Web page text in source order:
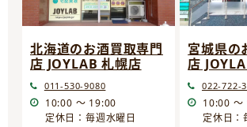
北海道のお酒買取専門
店 JOYLAB 札幌店
011-530-9080
10:00 ～ 19:00
定休日：毎週水曜日
宮城県の
店
022-722-
10:00 ～
定休日：